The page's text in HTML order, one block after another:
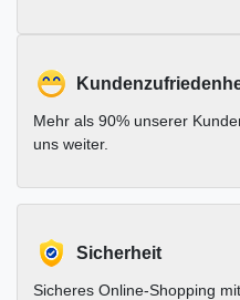
Mehr als 90% unserer
uns weiter.
Sicherheit
Sicheres Online-Shopping